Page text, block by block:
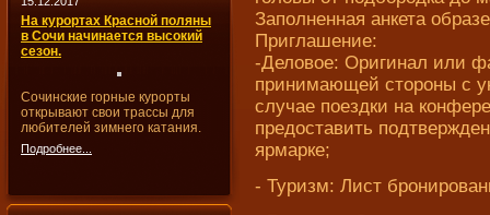
Заполненная анкета
Приглашение:
-Деловое: Оригинал или
принимающей стороны с
случае поездки на
предоставить
ярмарке;
- Туризм: Лист
На курортах Красной поляны
в Сочи начинается высокий
сезон.
Сочинские горные курорты
открывают свои трассы для
любителей зимнего катания.
Подробнее...